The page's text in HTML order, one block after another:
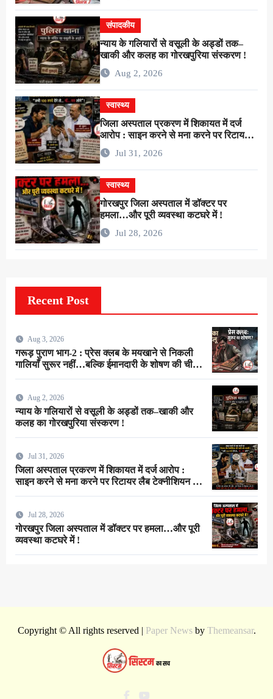
संपादकीय
न्याय के गलियारों से वसूली के अड्डों तक–
खाकी और कलह का गोरखपुरिया संस्करण !
Aug 2, 2026
स्वास्थ्य
जिला अस्पताल प्रकरण में शिकायत में दर्ज
आरोप : साइन करने से मना करने पर रिटायर
लैब टेक्नीशियन ने सर्जन से कहा–”अभी 100
रुपये देंगे तो…गाँ…मरा लोगे” !
Jul 31, 2026
स्वास्थ्य
गोरखपुर जिला अस्पताल में डॉक्टर पर
हमला…और पूरी व्यवस्था कटघरे में !
Jul 28, 2026
Recent Post
Aug 3, 2026
गरूड़ पुराण भाग-2 : प्रेस क्लब के मयखाने से निकली
गालियाँ सुरूर नहीं…बल्कि ईमानदारी के शोषण की चीख
Aug 2, 2026
न्याय के गलियारों से वसूली के अड्डों तक–खाकी और
कलह का गोरखपुरिया संस्करण !
Jul 31, 2026
जिला अस्पताल प्रकरण में शिकायत में दर्ज आरोप :
साइन करने से मना करने पर रिटायर लैब टेक्नीशियन ने
Jul 28, 2026
गोरखपुर जिला अस्पताल में डॉक्टर पर हमला…और पूरी
व्यवस्था कटघरे में !
Copyright © All rights reserved | Paper Newsby Themeansar.